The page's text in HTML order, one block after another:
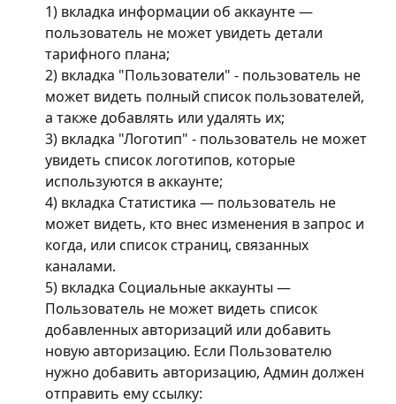
1) вкладка информации об аккаунте —
пользователь не может увидеть детали
тарифного плана;
2) вкладка "Пользователи" - пользователь не
может видеть полный список пользователей,
а также добавлять или удалять их;
3) вкладка "Логотип" - пользователь не может
увидеть список логотипов, которые
используются в аккаунте;
4) вкладка Статистика — пользователь не
может видеть, кто внес изменения в запрос и
когда, или список страниц, связанных
каналами.
5) вкладка Социальные аккаунты —
Пользователь не может видеть список
добавленных авторизаций или добавить
новую авторизацию. Если Пользователю
нужно добавить авторизацию, Админ должен
отправить ему ссылку: